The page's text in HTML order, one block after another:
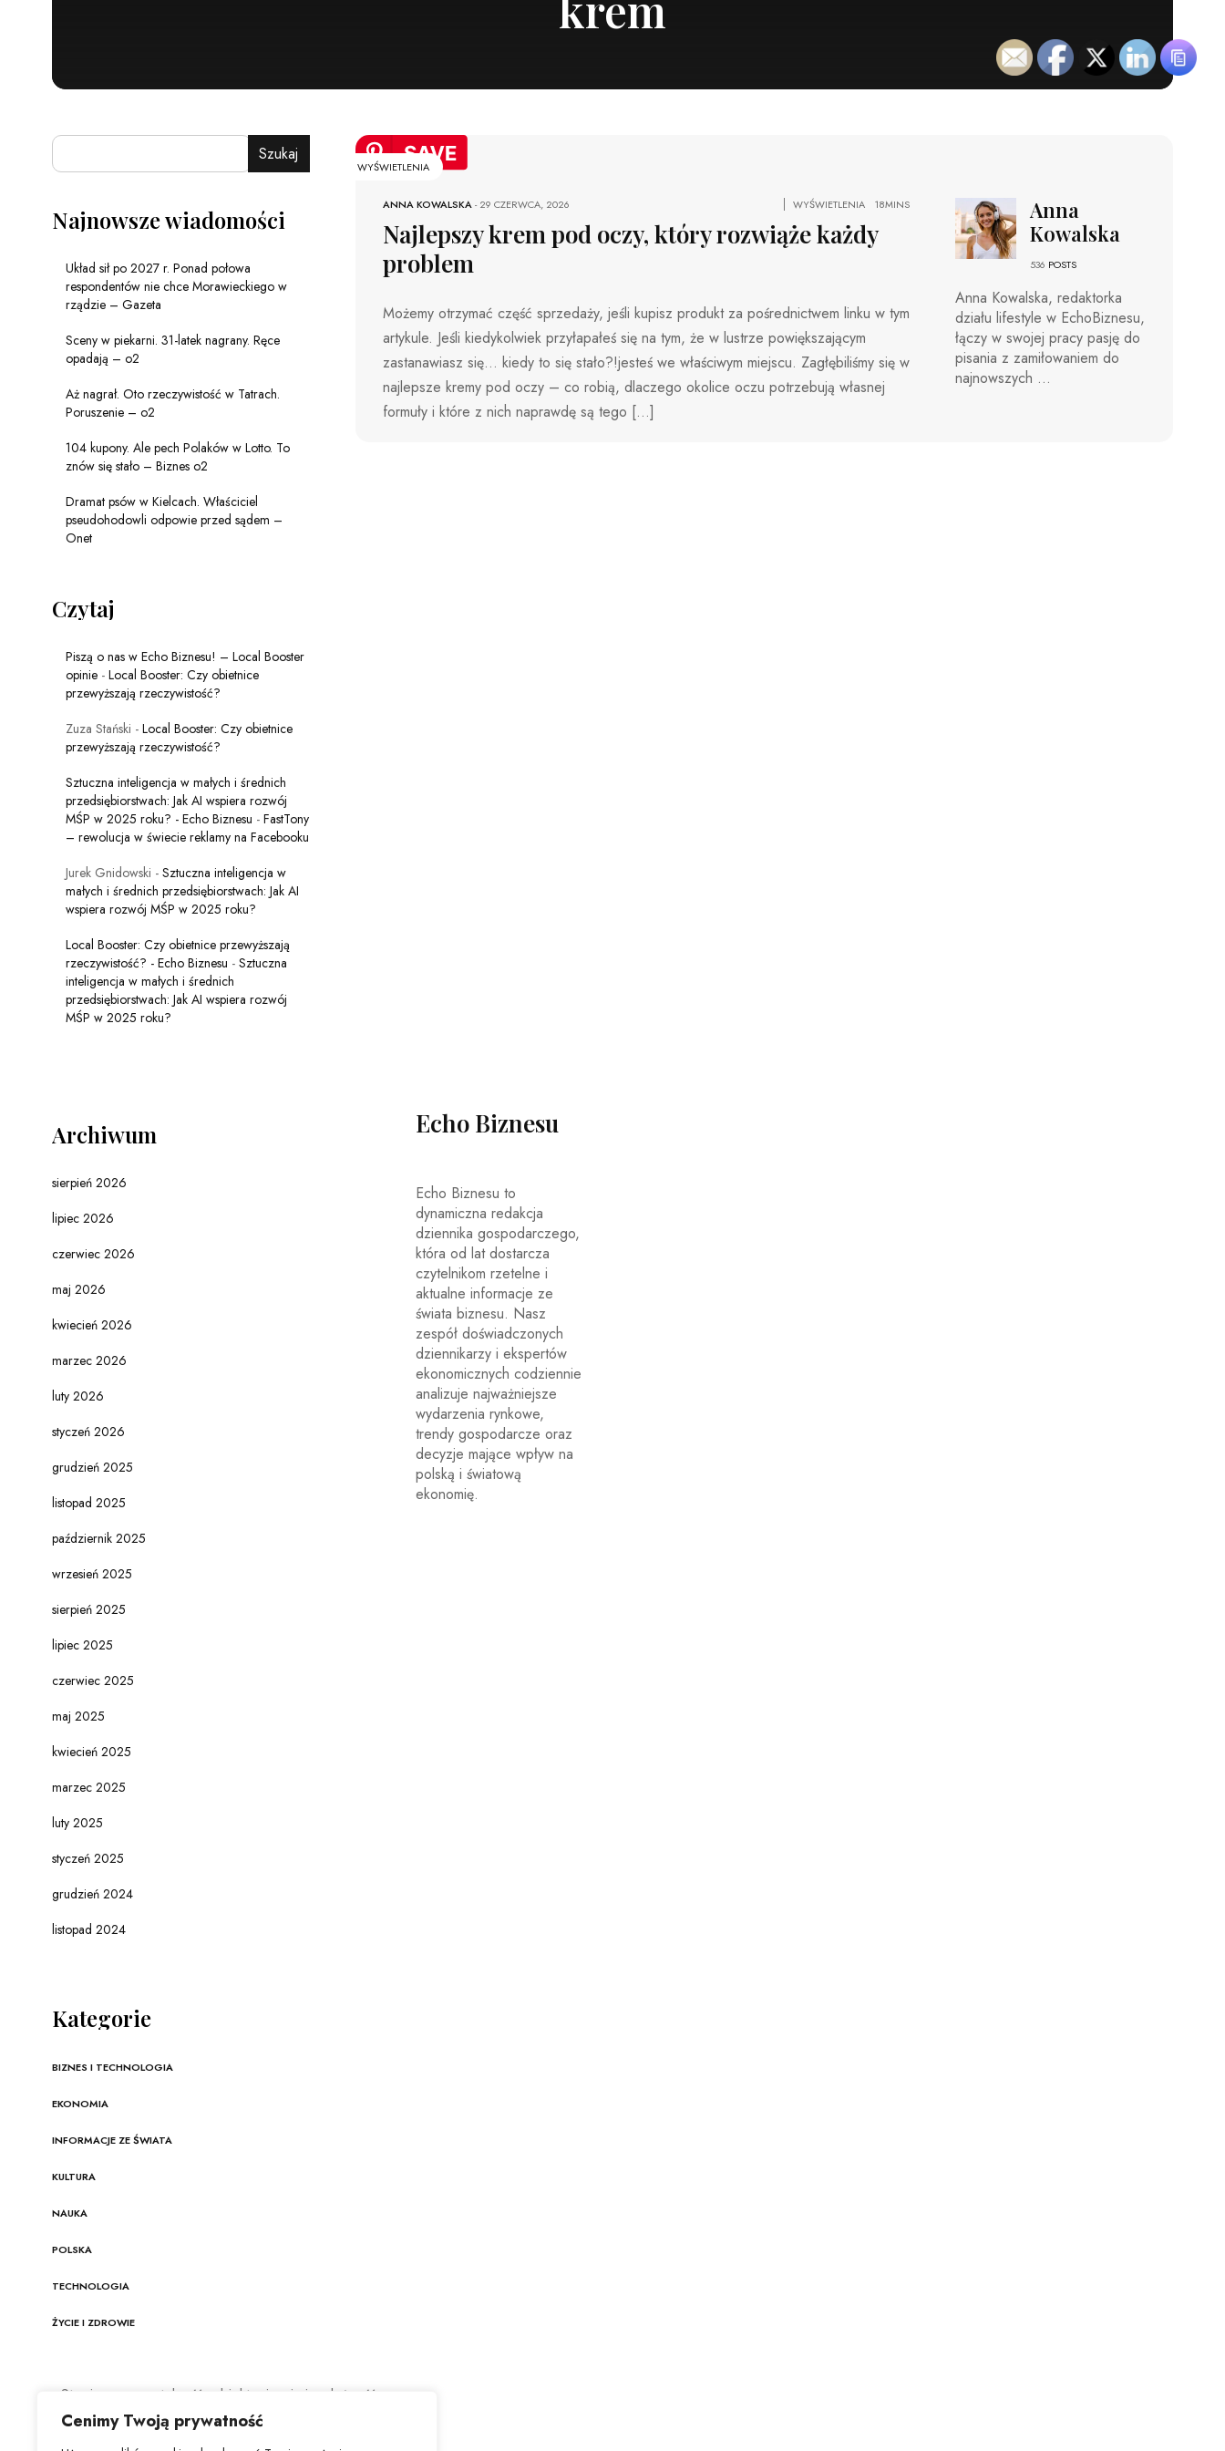
Cenimy Twoją prywatność
WYŚWIETLENIA
ANNA KOWALSKA -29 CZERWCA, 2026 WYŚWIETLENIA 18MINS
Najlepszy krem ​​pod oczy, który rozwiąże każdy
problem
Możemy otrzymać część sprzedaży, jeśli kupisz produkt za pośrednictwem linku w tym
artykule. Jeśli kiedykolwiek przyłapałeś się na tym, że w lustrze powiększającym
zastanawiasz się… kiedy to się stało?!jesteś we właściwym miejscu. Zagłębiliśmy się w
najlepsze kremy pod oczy – co robią, dlaczego okolice oczu potrzebują własnej
formuły i które z nich naprawdę są tego […]
Anna
Kowalska
536 POSTS
Anna Kowalska, redaktorka
działu lifestyle w EchoBiznesu,
łączy w swojej pracy pasję do
pisania z zamiłowaniem do
najnowszych ...
Szukaj
Najnowsze wiadomości
Układ sił po 2027 r. Ponad połowa
respondentów nie chce Morawieckiego w
rządzie – Gazeta
Sceny w piekarni. 31-latek nagrany. Ręce
opadają – o2
Aż nagrał. Oto rzeczywistość w Tatrach.
Poruszenie – o2
104 kupony. Ale pech Polaków w Lotto. To
znów się stało – Biznes o2
Dramat psów w Kielcach. Właściciel
pseudohodowli odpowie przed sądem –
Onet
Czytaj
Piszą o nas w Echo Biznesu! – Local Booster
opinie - Local Booster: Czy obietnice
przewyższają rzeczywistość?
Zuza Stański - Local Booster: Czy obietnice
przewyższają rzeczywistość?
Sztuczna inteligencja w małych i średnich
przedsiębiorstwach: Jak AI wspiera rozwój
MŚP w 2025 roku? - Echo Biznesu - FastTony
– rewolucja w świecie reklamy na Facebooku
Jurek Gnidowski - Sztuczna inteligencja w
małych i średnich przedsiębiorstwach: Jak AI
wspiera rozwój MŚP w 2025 roku?
Local Booster: Czy obietnice przewyższają
rzeczywistość? - Echo Biznesu - Sztuczna
inteligencja w małych i średnich
przedsiębiorstwach: Jak AI wspiera rozwój
MŚP w 2025 roku?
Archiwum
sierpień 2026
lipiec 2026
czerwiec 2026
maj 2026
kwiecień 2026
marzec 2026
luty 2026
styczeń 2026
grudzień 2025
listopad 2025
październik 2025
wrzesień 2025
sierpień 2025
lipiec 2025
czerwiec 2025
maj 2025
kwiecień 2025
marzec 2025
luty 2025
styczeń 2025
grudzień 2024
listopad 2024
Kategorie
BIZNES I TECHNOLOGIA
EKONOMIA
INFORMACJE ZE ŚWIATA
KULTURA
NAUKA
POLSKA
TECHNOLOGIA
ŻYCIE I ZDROWIE
Stawiamy na rzetelność, obiektywizm i niezależność
dziennikarską. Nasz zespół redakcyjny nieustannie
śledzi najnowsze trendy w dziennikarstwie
Echo Biznesu
Echo Biznesu to
dynamiczna redakcja
dziennika gospodarczego,
która od lat dostarcza
czytelnikom rzetelne i
aktualne informacje ze
świata biznesu. Nasz
zespół doświadczonych
dziennikarzy i ekspertów
ekonomicznych codziennie
analizuje najważniejsze
wydarzenia rynkowe,
trendy gospodarcze oraz
decyzje mające wpływ na
polską i światową
ekonomię.